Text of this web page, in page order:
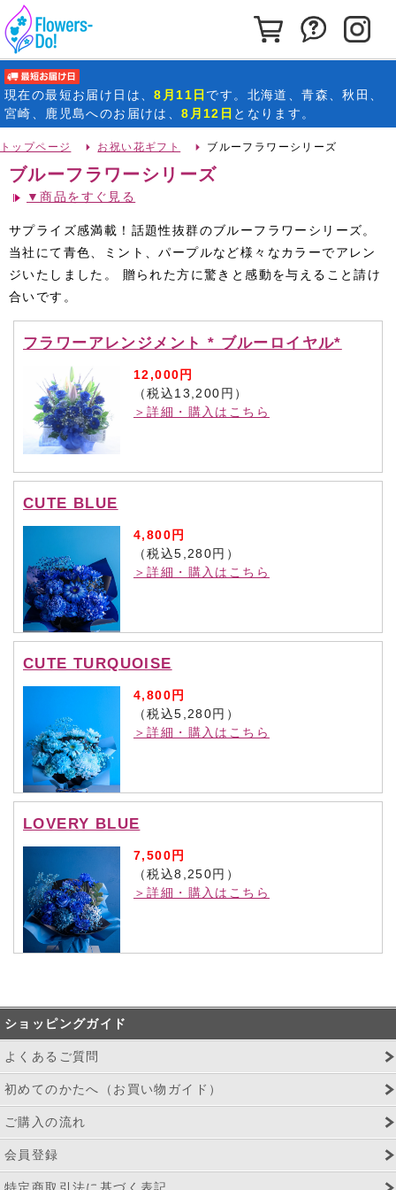
カートを見る
お問い合
現在の最短お届け日 は、8月11日 です。北海道、青森、秋田、
宮崎、鹿児島へのお届けは、8月12日 となります。
トップページ お祝い花ギフト ブルーフラワーシリーズ
ブルーフラワーシリーズ
▼商品をすぐ見る
サプライズ感満載！話題性抜群のブルーフラワーシリーズ。
当社にて青色、ミント、パープルなど様々なカラーでアレン
ジいたしました。 贈られた方に驚きと感動を与えること請け
合いです。
フラワーアレンジメント * ブルーロイヤル*
12,000円
（税込13,200円）
＞詳細・購入はこちら
CUTE BLUE
4,800円
（税込5,280円）
＞詳細・購入はこちら
CUTE TURQUOISE
4,800円
（税込5,280円）
＞詳細・購入はこちら
LOVERY BLUE
7,500円
（税込8,250円）
＞詳細・購入はこちら
ショッピングガイド
よくあるご質問
初めてのかたへ（お買い物ガイド）
ご購入の流れ
会員登録